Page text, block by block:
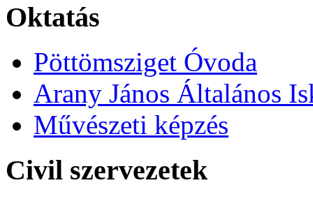
Oktatás
Pöttömsziget Óvoda
Arany János Általános
Művészeti képzés
Civil szervezetek